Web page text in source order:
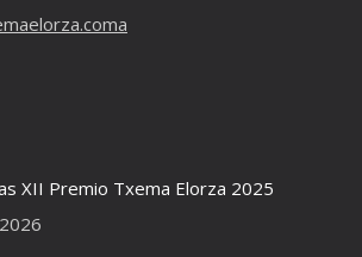
XII Premio Txema Elorza 2025